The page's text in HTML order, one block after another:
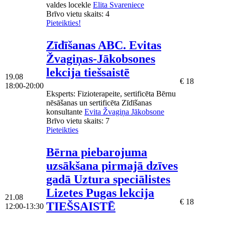
valdes locekle Elita Svareniece
Brīvo vietu skaits: 4
Pieteikties!
19.08
18:00-20:00
Zīdīšanas ABC. Evitas
Žvagiņas-Jākobsones
lekcija tiešsaistē
Eksperts: Fizioterapeite, sertificēta Bērnu
nēsāšanas un sertificēta Zīdīšanas
konsultante Evita Žvagiņa Jākobsone
Brīvo vietu skaits: 7
Pieteikties
€ 18
21.08
12:00-13:30
Bērna piebarojuma
uzsākšana pirmajā dzīves
gadā Uztura speciālistes
Lizetes Pugas lekcija
TIEŠSAISTĒ
€ 18